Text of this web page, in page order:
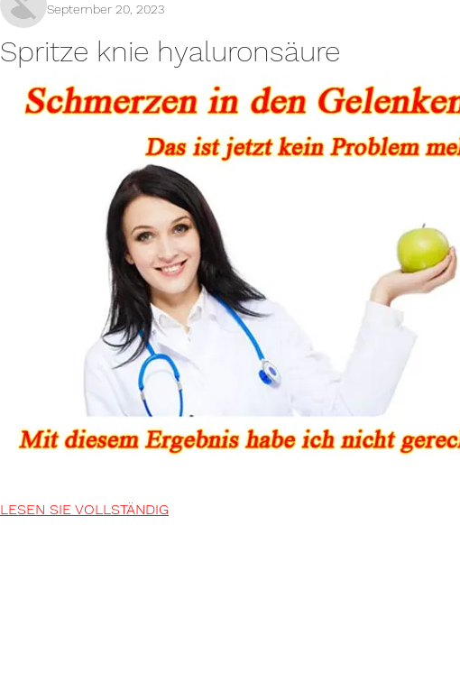
September 20, 2023
Spritze knie hyaluronsäure
LESEN SIE VOLLSTÄNDIG